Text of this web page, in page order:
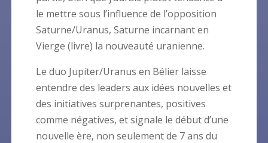
le mettre sous l’influence de l’opposition
Saturne/Uranus, Saturne incarnant en
Vierge (livre) la nouveauté uranienne.
Le duo Jupiter/Uranus en Bélier laisse
entendre des leaders aux idées nouvelles et
des initiatives surprenantes, positives
comme négatives, et signale le début d’une
nouvelle ère, non seulement de 7 ans du